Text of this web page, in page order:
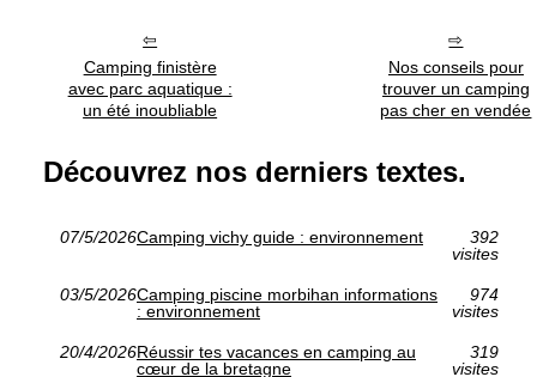
Camping finistère
avec parc aquatique :
un été inoubliable
Nos conseils pour
trouver un camping
pas cher en vendée
Découvrez nos derniers textes.
07/5/2026Camping vichy guide : environnement
392
visites
03/5/2026Camping piscine morbihan informations
: environnement
974
visites
20/4/2026Réussir tes vacances en camping au
cœur de la bretagne
319
visites